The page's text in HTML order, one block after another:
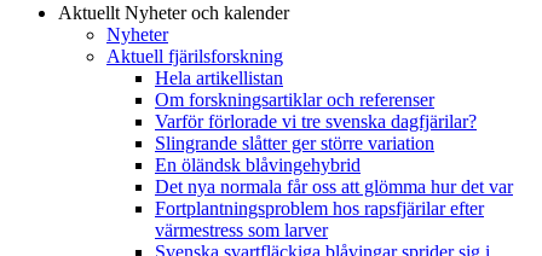
Aktuellt Nyheter och kalender
Nyheter
Aktuell fjärilsforskning
Hela artikellistan
Om forskningsartiklar och referenser
Varför förlorade vi tre svenska dagfjärilar?
Slingrande slåtter ger större variation
En öländsk blåvingehybrid
Det nya normala får oss att glömma hur det var
Fortplantningsproblem hos rapsfjärilar efter
värmestress som larver
Svenska svartfläckiga blåvingar sprider sig i